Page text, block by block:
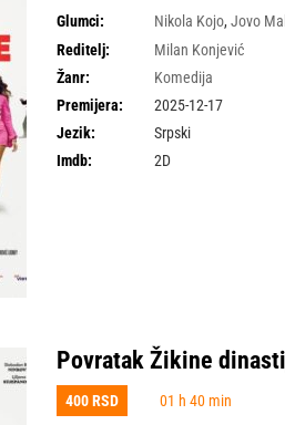
Glumci: Nikola Kojo, Jovo
Videnović
Slobodan Boda Ninković
Reditelj:
Milan Konjević
Žanr:
Komedija
Premijera:
2025-12-17
Jezik:
Srpski
Imdb:
2D
Povratak Žikine
400 RSD 01 h 40 min